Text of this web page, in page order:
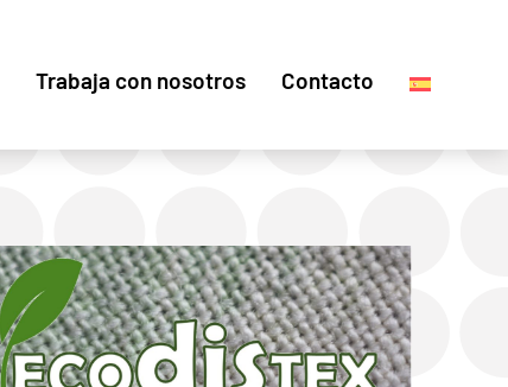
Trabaja con nosotros Contacto